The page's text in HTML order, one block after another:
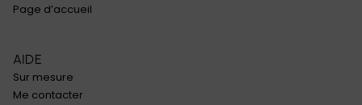
AIDE
Sur mesure
Me contacter
Page d’accueil